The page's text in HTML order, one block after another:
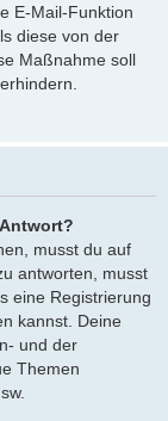
E-Mail-Funktion
diese von der
Maßnahme soll
musst du auf
antworten, musst
eine Registrierung
kannst. Deine
und der
Themen